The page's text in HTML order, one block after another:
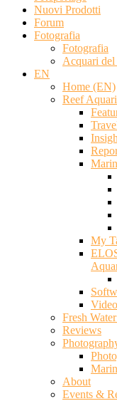
Nuovi Prodotti
Forum
Fotografia
Fotografia
Acquari del
EN
Home (EN)
Reef
My
Video
Fresh
Reviews
About
Events &